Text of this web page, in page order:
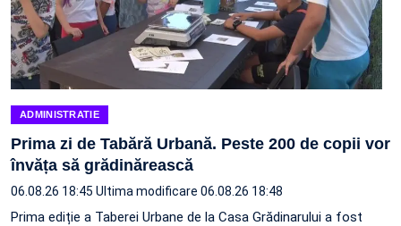
ADMINISTRATIE
Prima zi de Tabără Urbană. Peste 200 de copii vor
învăța să grădinărească
06.08.26 18:45 Ultima modificare 06.08.26 18:48
Prima ediție a Taberei Urbane de la Casa Grădinarului a fost